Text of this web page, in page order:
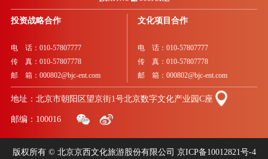
投资战略合作
电 话：010-57807777
传 真：010-57807778
邮 箱：000802@bjc-ent.com
文化项目合作
电 话：010-57807777
传 真：010-57807778
邮 箱：000802@bjc-ent.com
地址：北京市朝阳区望京街1号北京数字文化产业园C座
邮编：100016
版权所有 © 北京京西文化旅游股份有限公司 京ICP备10012821号-4